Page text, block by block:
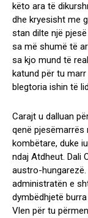
këto ara të
dhe kryesisht me
stan dilte një
sa më shumë të
sa kjo mund të
katund për tu
blegtoria ishin të
Carajt u dalluan
qenë pjesëmarrës
kombëtare, duke
ndaj Atdheut. Dali
austro-
administratën e
dymbëdhjetë
Vlen për tu